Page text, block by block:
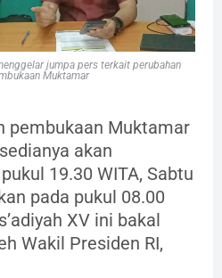
jumpa pers terkait perubahan
Muktamar
pembukaan Muktamar
akan
19.30 WITA, Sabtu
pada pukul 08.00
XV ini bakal
Wakil Presiden RI,